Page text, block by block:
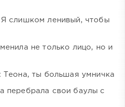
слишком ленивый, чтобы
не только лицо, но и
Теона, ты большая умничка
перебрала свои баулы с